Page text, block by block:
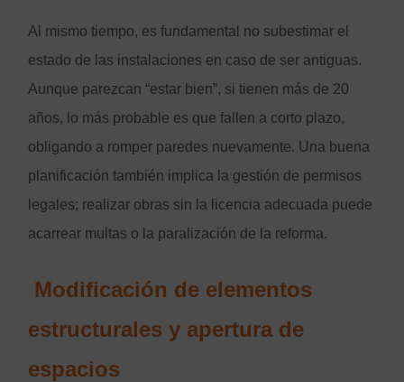
Al mismo tiempo, es fundamental no subestimar el
estado de las instalaciones en caso de ser antiguas.
Aunque parezcan “estar bien”, si tienen más de 20
años, lo más probable es que fallen a corto plazo,
obligando a romper paredes nuevamente. Una buena
planificación también implica la gestión de permisos
legales; realizar obras sin la licencia adecuada puede
acarrear multas o la paralización de la reforma.
Modificación de elementos
estructurales y apertura de
espacios